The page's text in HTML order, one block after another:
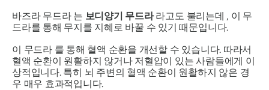
바즈라 무드라는 보디양기 무드라라고도 불리는데 , 이 무
드라를 통해 무지를 지혜로 바꿀 수 있기 때문입니다.
이 무드라를 통해 혈액 순환을 개선할 수 있습니다. 따라서
혈액 순환이 원활하지 않거나 저혈압이 있는 사람들에게 이
상적입니다. 특히 뇌 주변의 혈액 순환이 원활하지 않은 경
우 매우 효과적입니다.